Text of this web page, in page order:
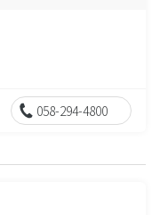
058-294-4800